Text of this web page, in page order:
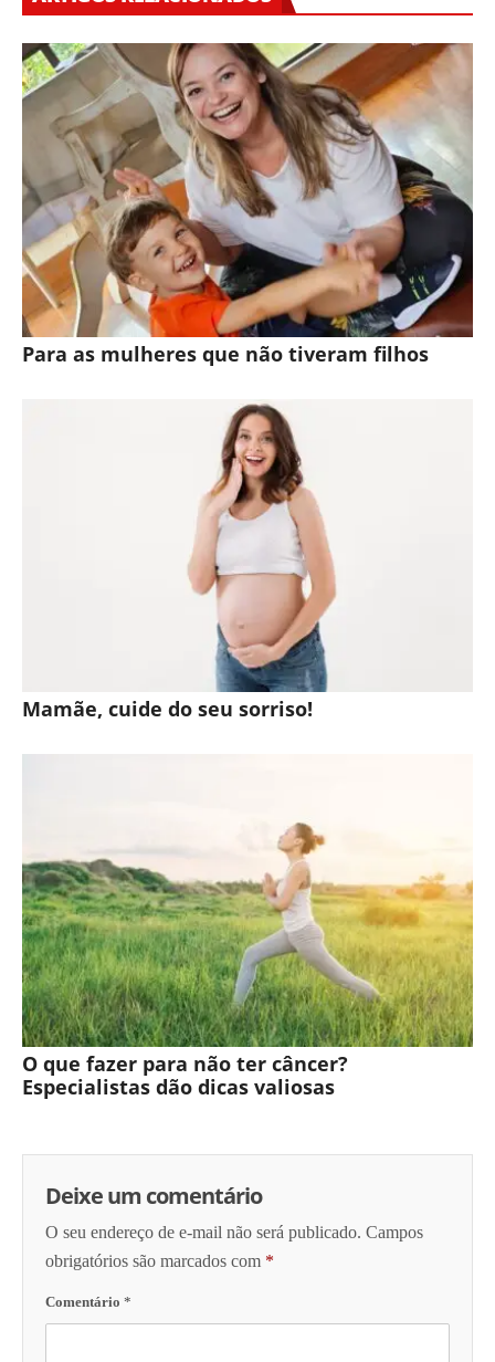
Para as mulheres que não tiveram filhos
Mamãe, cuide do seu sorriso!
O que fazer para não ter câncer?
Especialistas dão dicas valiosas
Deixe um comentário
O seu endereço de e-mail não será publicado. Campos
obrigatórios são marcados com *
Comentário *